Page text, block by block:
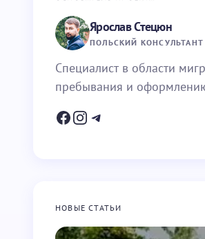
Ваш адрес
Ваше имя *
Ярослав Стецюн
ПОЛЬСКИЙ КОНСУЛЬТАНТ
Специалист в области
пребывания и
НОВЫЕ СТАТЬИ